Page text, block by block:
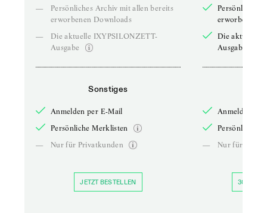
—
Persönliches Archiv mit allen bereits
erworbenen Downloads
—
Die aktuelle IXYPSILONZETT-
Ausgabe
Sonstiges
Anmelden per E-Mail
Persönliche Merklisten
—
Nur für Privatkunden
JETZT BESTELLEN
Persönliches
erworbenen
Die aktuelle
Ausgabe
Anmelden
Persönliche
—
Nur für
30 TAGE